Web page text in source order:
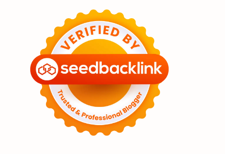
Tata Surya
Hype Astronot
Asteroid Observasi
Premium Komet
Penelitian
Satelit